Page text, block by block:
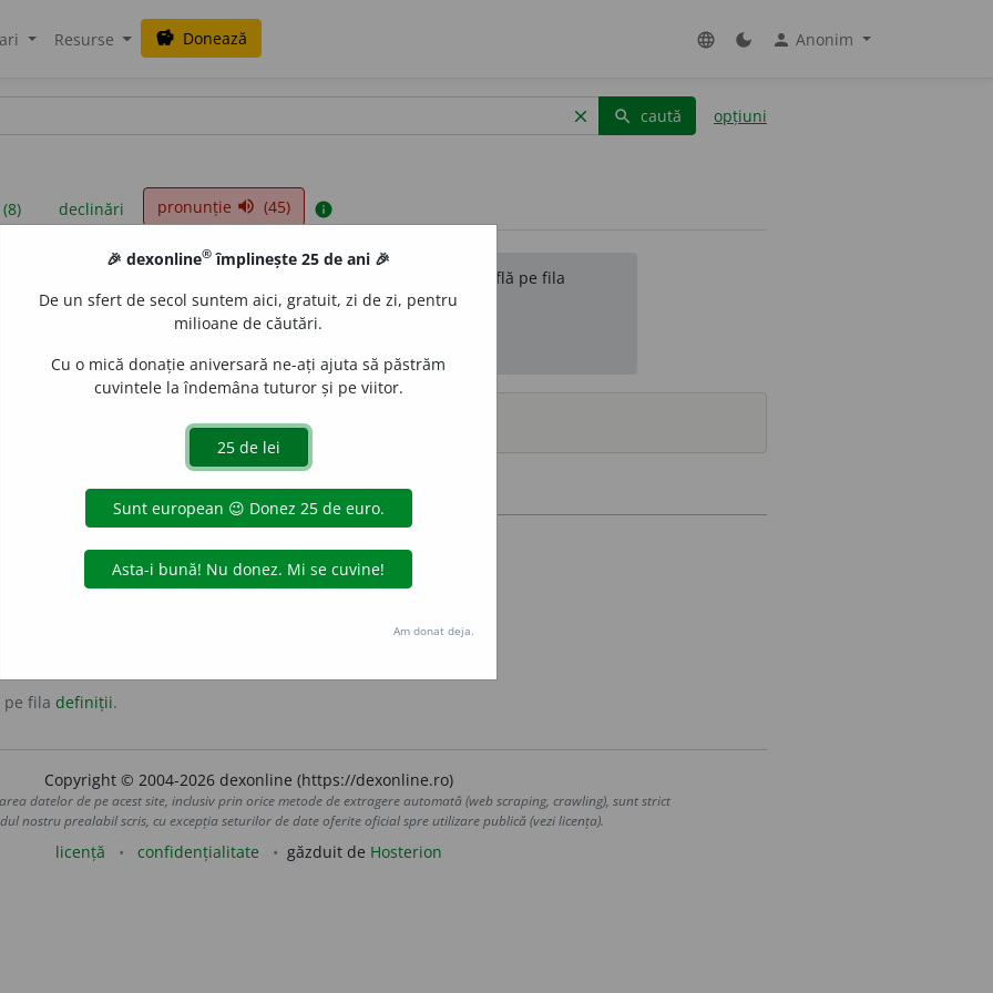
Resurse savings Donează language dark_mode person Anonim
clear search caută opțiuni
declinări pronunție volume_up (45) info
sunt compilate de echipa dexonline. Definițiile originale se află pe fila
reordona filele pe pagina depreferințe.
surse
recrea înveseli
pe fila definiții.
Copyright © 2004-2026 dexonline (https://dexonline.ro)
datelor de pe acest site, inclusiv prin orice metode de extragere automată (web scraping, crawling), sunt strict
nostru prealabil scris, cu excepția seturilor de date oferite oficial spre utilizare publică (vezi licența).
licență confidențialitate găzduit de Hosterion
🎉 dexonline® împlinește 25 de ani 🎉
De un sfert de secol suntem aici, gratuit, zi de zi, pentru
milioane de căutări.
Cu o mică donație aniversară ne-ați ajuta să păstrăm
cuvintele la îndemâna tuturor și pe viitor.
Am donat deja.